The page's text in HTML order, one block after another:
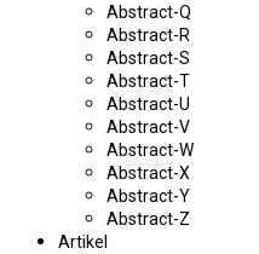
Abstract-Q
Abstract-R
Abstract-S
Abstract-T
Abstract-U
Abstract-V
Abstract-W
Abstract-X
Abstract-Y
Abstract-Z
Artikel